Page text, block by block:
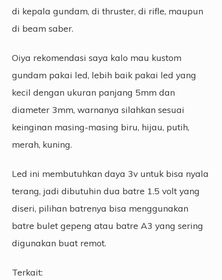
di kepala gundam, di thruster, di rifle, maupun
di beam saber.
Oiya rekomendasi saya kalo mau kustom
gundam pakai led, lebih baik pakai led yang
kecil dengan ukuran panjang 5mm dan
diameter 3mm, warnanya silahkan sesuai
keinginan masing-masing biru, hijau, putih,
merah, kuning.
Led ini membutuhkan daya 3v untuk bisa nyala
terang, jadi dibutuhin dua batre 1.5 volt yang
diseri, pilihan batrenya bisa menggunakan
batre bulet gepeng atau batre A3 yang sering
digunakan buat remot.
Terkait: